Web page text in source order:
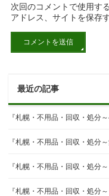
次回のコメントで使用す
アドレス、サイトを保存す
最近の記事
『札幌・不用品・回収・処分
『札幌・不用品・回収・処分
『札幌・不用品・回収・処分
『札幌・不用品・回収・処分